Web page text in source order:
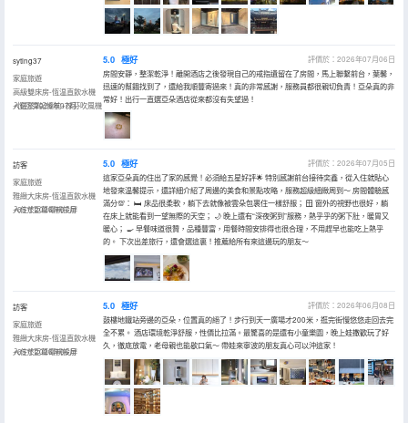
syting37
家庭旅遊
高級雙床房-恆温直飲水機
+慢回彈記憶枕+徠芬吹風機
入住於2026年07月
5.0 極好
評價於：2026年07月06日
房間安靜，整潔乾淨！離開酒店之後發現自己的戒指遺留在了房間，馬上聯繫前台，葉馨，
迅速的幫餓找到了，還給我順豐寄過來！真的非常感謝，服務員都很親切負責！亞朵真的非
常好！出行一直選亞朵酒店從來都沒有失望過！
訪客
家庭旅遊
雅緻大床房-恆温直飲水機
+65寸巨幕電視投屏
入住於2026年07月
5.0 極好
評價於：2026年07月05日
這家亞朵真的住出了家的感覺！必須給五星好評🌟 特別感謝前台接待奕鑫，從入住就貼心
地發來温馨提示，還詳細介紹了周邊的美食和景點攻略，服務超級細緻周到～ 房間體驗感
滿分💯： 🛏️ 床品很柔軟，躺下去就像被雲朵包裹住一樣舒服； 🪟 窗外的視野也很好，躺
在床上就能看到一望無際的天空； 🌙 晚上還有“深夜粥到”服務，熱乎乎的粥下肚，暖胃又
暖心； 🍳 早餐味道很贊，品種豐富，用餐時間安排得也很合理，不用趕早也能吃上熱乎
的。 下次出差旅行，還會選這裏！推薦給所有來這邊玩的朋友～
訪客
家庭旅遊
雅緻大床房-恆温直飲水機
+65寸巨幕電視投屏
入住於2026年06月
5.0 極好
評價於：2026年06月08日
鼓樓地鐵站旁邊的亞朵，位置真的絕了！步行到天一廣場才200米，逛完街慢悠悠走回去完
全不累。 酒店環境乾淨舒服，性價比拉滿。最驚喜的是還有小童樂園，晚上娃撒歡玩了好
久，徹底放電，老母親也能歇口氣～ 帶娃來寧波的朋友真心可以沖這家！